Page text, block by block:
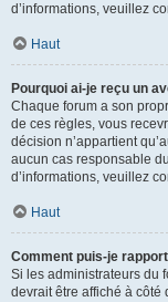
d’informations, veuillez
Haut
Pourquoi ai-je reçu un
Chaque forum a son
de ces règles, vous
décision n’appartient
aucun cas responsable
d’informations, veuillez
Haut
Comment puis-je
Si les administrateurs du
devrait être affiché à côté